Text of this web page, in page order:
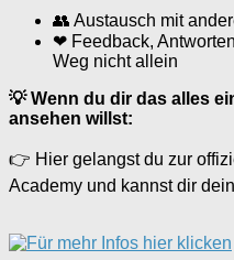
👥 Austausch mit
❤ Feedback,
Weg nicht allein
💡 Wenn du dir das alles
ansehen willst:
👉 Hier gelangst du zur
Academy und kannst dir